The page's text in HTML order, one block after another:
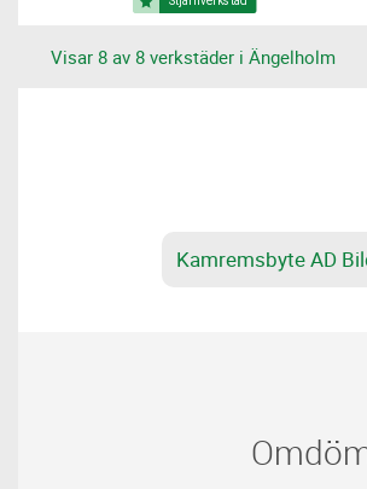
Visar 8 av 8 verkstäder i Ängelholm
Kamremsbyte AD